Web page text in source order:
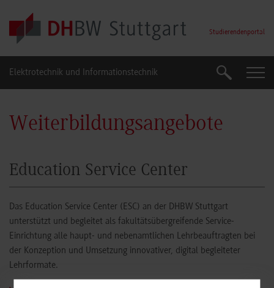
Skip to main content
Studierendenportal
Elektrotechnik und Informationstechnik Suche
Weiterbildungsangebote
Education Service Center
Das Education Service Center (ESC) an der DHBW Stuttgart
unterstützt und begleitet als fakultätsübergreifende Service-
Einrichtung alle haupt- und nebenamtlichen Lehrbeauftragten bei
der Konzeption und Umsetzung innovativer, digital begleiteter
Lehrformate.